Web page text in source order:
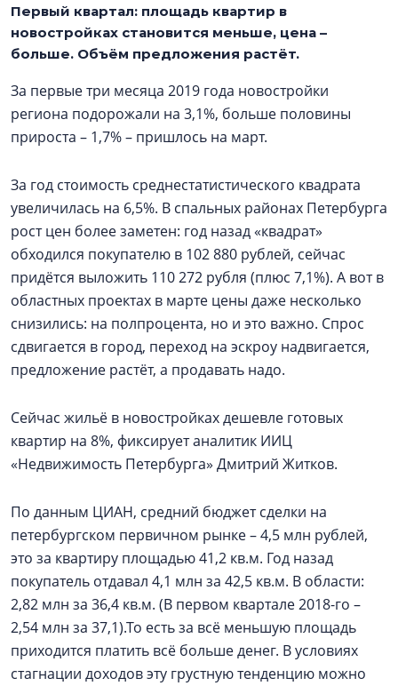
Первый квартал: площадь квартир в
новостройках становится меньше, цена –
больше. Объём предложения растёт.
За первые три месяца 2019 года новостройки
региона подорожали на 3,1%, больше половины
прироста – 1,7% – пришлось на март.
За год стоимость среднестатистического квадрата
увеличилась на 6,5%. В спальных районах Петербурга
рост цен более заметен: год назад «квадрат»
обходился покупателю в 102 880 рублей, сейчас
придётся выложить 110 272 рубля (плюс 7,1%). А вот в
областных проектах в марте цены даже несколько
снизились: на полпроцента, но и это важно. Спрос
сдвигается в город, переход на эскроу надвигается,
предложение растёт, а продавать надо.
Сейчас жильё в новостройках дешевле готовых
квартир на 8%, фиксирует аналитик ИИЦ
«Недвижимость Петербурга» Дмитрий Житков.
По данным ЦИАН, средний бюджет сделки на
петербургском первичном рынке – 4,5 млн рублей,
это за квартиру площадью 41,2 кв.м. Год назад
покупатель отдавал 4,1 млн за 42,5 кв.м. В области:
2,82 млн за 36,4 кв.м. (В первом квартале 2018-го –
2,54 млн за 37,1).То есть за всё меньшую площадь
приходится платить всё больше денег. В условиях
стагнации доходов эту грустную тенденцию можно